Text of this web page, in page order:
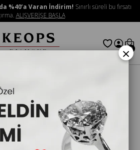
%40’a Varan İndirim! Sınırlı süreli bu fırsatı
ALIŞVERİŞE BAŞLA
0
×